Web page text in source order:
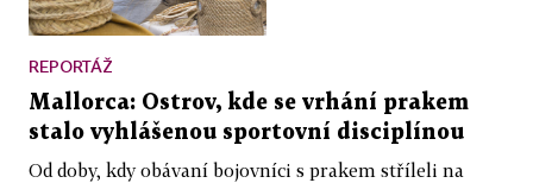
REPORTÁŽ
Mallorca: Ostrov, kde se vrhání prakem
stalo vyhlášenou sportovní disciplínou
Od doby, kdy obávaní bojovníci s prakem stříleli na